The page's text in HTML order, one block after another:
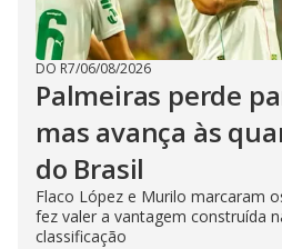
DO R7/06/08/2026
Palmeiras perde
mas avança às
do Brasil
Flaco López e Murilo marcaram
fez valer a vantagem construída
classificação